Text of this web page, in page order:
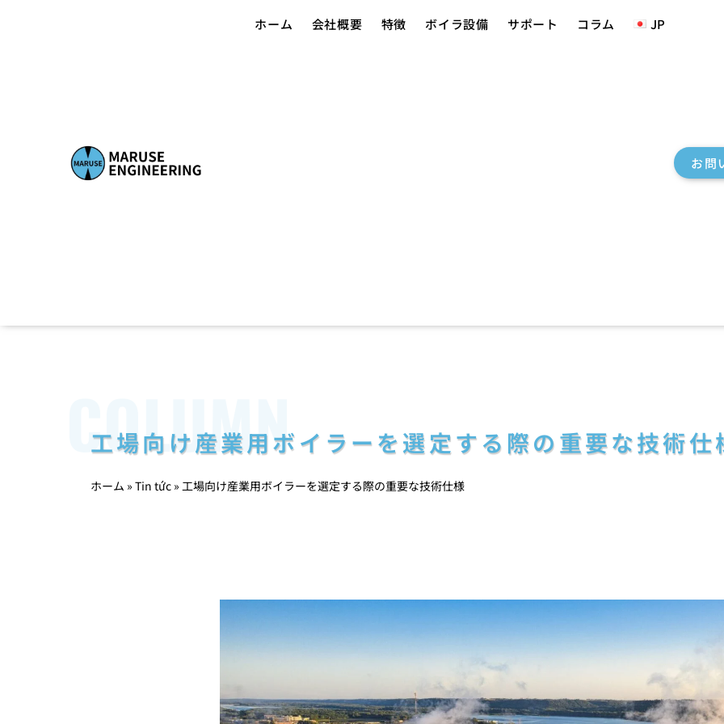
ホーム 会社概要 特徴 ボイラ設備 サポート コラム JP
お問
COLUMN
工場向け産業用ボイラーを選定する際の重要な技術仕
ホーム » Tin tức » 工場向け産業用ボイラーを選定する際の重要な技術仕様